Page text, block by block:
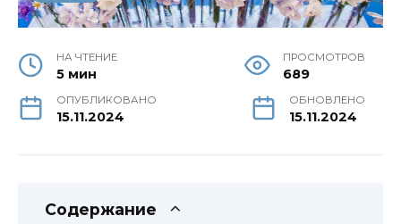
НА ЧТЕНИЕ
5 мин
ПРОСМОТРОВ
689
ОПУБЛИКОВАНО
15.11.2024
ОБНОВЛЕНО
15.11.2024
Содержание